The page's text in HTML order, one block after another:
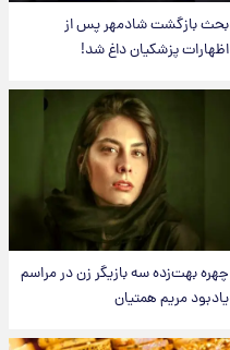
بحث بازگشت شادمهر پس از
اظهارات پزشکیان داغ شد!
چهره بهت‌زده سه بازیگر زن در مراسم
یادبود مریم همتیان